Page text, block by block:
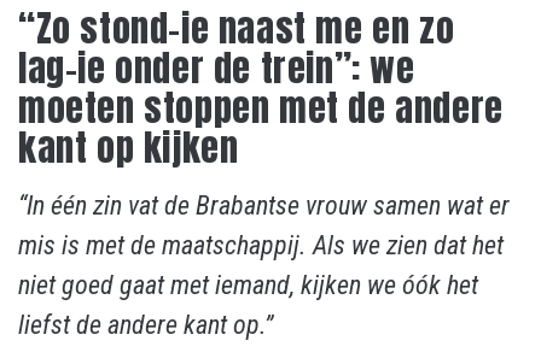
“Zo stond-ie naast me en zo
lag-ie onder de trein”: we
moeten stoppen met de andere
kant op kijken
“In één zin vat de Brabantse vrouw samen wat er
mis is met de maatschappij. Als we zien dat het
niet goed gaat met iemand, kijken we óók het
liefst de andere kant op.”